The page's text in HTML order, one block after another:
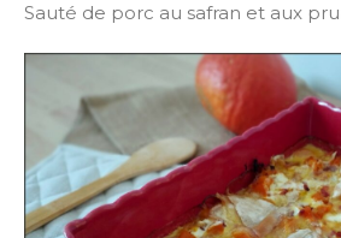
Sauté de porc au safran et aux